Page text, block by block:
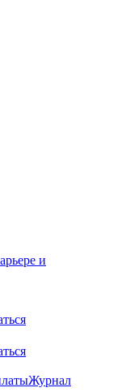
и
Журнал